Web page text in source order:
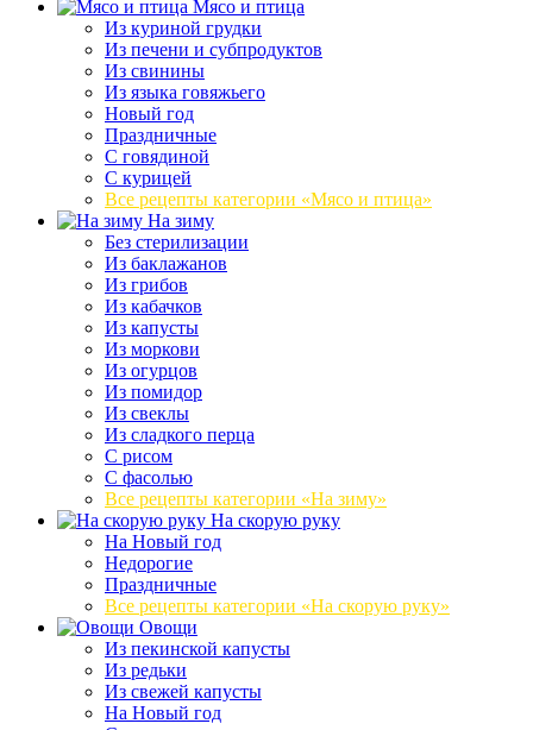
Мясо и птица
Из куриной грудки
Из печени и субпродуктов
Из свинины
Из языка говяжьего
Новый год
Праздничные
С говядиной
С курицей
Все рецепты категории «Мясо и птица»
На зиму
Без стерилизации
Из баклажанов
Из грибов
Из кабачков
Из капусты
Из моркови
Из огурцов
Из помидор
Из свеклы
Из сладкого перца
С рисом
С фасолью
Все рецепты категории «На зиму»
На скорую руку
На Новый год
Недорогие
Праздничные
Все рецепты категории «На скорую руку»
Овощи
Из пекинской капусты
Из редьки
Из свежей капусты
На Новый год